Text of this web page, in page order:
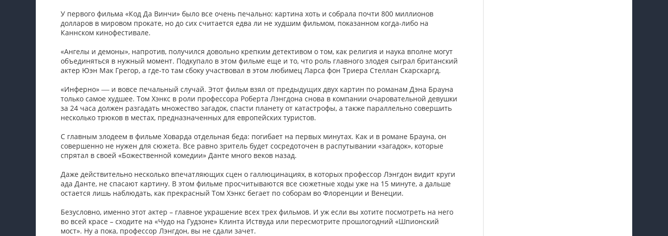
У первого фильма «Код Да Винчи» было все очень печально: картина хоть и собрала почти 800 миллионов
долларов в мировом прокате, но до сих считается едва ли не худшим фильмом, показанном когда-либо на
Каннском кинофестивале.
«Ангелы и демоны», напротив, получился довольно крепким детективом о том, как религия и наука вполне могут
объединяться в нужный момент. Подкупало в этом фильме еще и то, что роль главного злодея сыграл британский
актер Юэн Мак Грегор, а где-то там сбоку участвовал в этом любимец Ларса фон Триера Стеллан Скарскаргд.
«Инферно» — и вовсе печальный случай. Этот фильм взял от предыдущих двух картин по романам Дэна Брауна
только самое худшее. Том Хэнкс в роли профессора Роберта Лэнгдона снова в компании очаровательной девушки
за 24 часа должен разгадать множество загадок, спасти планету от катастрофы, а также параллельно совершить
несколько трюков в местах, предназначенных для европейских туристов.
С главным злодеем в фильме Ховарда отдельная беда: погибает на первых минутах. Как и в романе Брауна, он
совершенно не нужен для сюжета. Все равно зритель будет сосредоточен в распутывании «загадок», которые
спрятал в своей «Божественной комедии» Данте много веков назад.
Даже действительно несколько впечатляющих сцен о галлюцинациях, в которых профессор Лэнгдон видит круги
ада Данте, не спасают картину. В этом фильме просчитываются все сюжетные ходы уже на 15 минуте, а дальше
остается лишь наблюдать, как прекрасный Том Хэнкс бегает по соборам во Флоренции и Венеции.
Безусловно, именно этот актер – главное украшение всех трех фильмов. И уж если вы хотите посмотреть на него
во всей красе – сходите на «Чудо на Гудзоне» Клинта Иствуда или пересмотрите прошлогодний «Шпионский
мост». Ну а пока, профессор Лэнгдон, вы не сдали зачет.